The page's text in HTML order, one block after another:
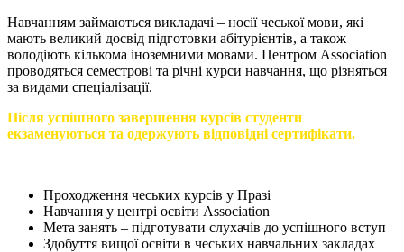
Навчанням займаються викладачі – носії чеської мови, які
мають великий досвід підготовки абітурієнтів, а також
володіють кількома іноземними мовами. Центром Association
проводяться семестрові та річні курси навчання, що різняться
за видами спеціалізації.
Після успішного завершення курсів студенти
екзаменуються та одержують відповідні сертифікати.
Проходження чеських курсів у Празі
Навчання у центрі освіти Association
Мета занять – підготувати слухачів до успішного вступ
Здобуття вищої освіти в чеських навчальних закладах